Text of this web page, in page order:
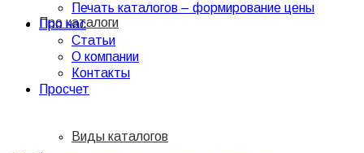
Про каталоги
Виды каталогов
Печать каталогов – формирование цены
Про нас
Статьи
О компании
Контакты
Просчет